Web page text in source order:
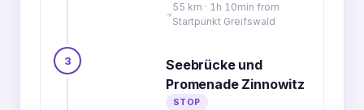
55 km · 1h 10min from
Startpunkt Greifswald
3
Seebrücke und
Promenade Zinnowitz
STOP